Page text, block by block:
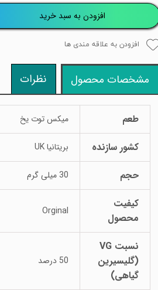
افزودن به سبد خرید
افزودن به علاقه مندی ها
مشخصات محصول نظرات
طعم میکس توت یخ
کشور سازنده بریتانیا UK
حجم 30 میلی گرم
کیفیت
محصول
Orginal
نسبت VG
(گلیسیرین
گیاهی)
50 درصد